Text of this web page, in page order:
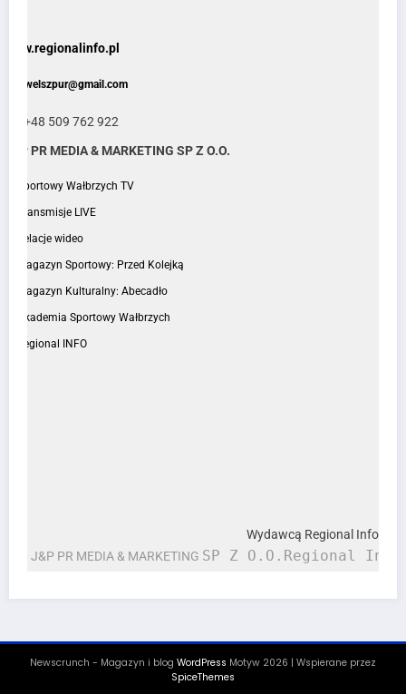
www.regionalinfo.pl
e:pawelszpur@gmail.com
tel: +48 509 762 922
J&P PR MEDIA & MARKETING SP Z O.O.
Sportowy Wałbrzych TV
Transmisje LIVE
Relacje wideo
Magazyn Sportowy: Przed Kolejką
Magazyn Kulturalny: Abecadło
Akademia Sportowy Wałbrzych
Regional INFO
Wydawcą Regional Info jest
J&P PR MEDIA & MARKETING SP Z O.O.Regional Info
Newscrunch - Magazyn i blog WordPress Motyw 2026 | Wspierane przez
SpiceThemes